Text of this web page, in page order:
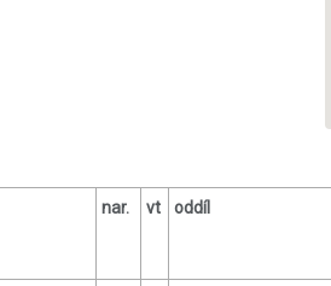
nar. vt oddíl